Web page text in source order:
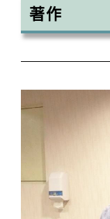
著作